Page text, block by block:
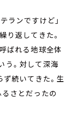
ランですけど」
り返してきた。
ばれる地球全体
う。対して深海
ず続いてきた。生
さとだったの